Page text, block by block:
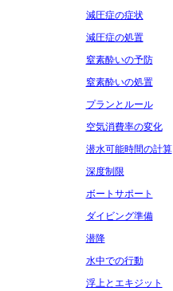
減圧症の症状
減圧症の処置
窒素酔いの予防
窒素酔いの処置
プランとルール
空気消費率の変化
潜水可能時間の計算
深度制限
ボートサポート
ダイビング準備
潜降
水中での行動
浮上とエキジット